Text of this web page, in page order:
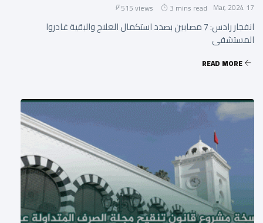
17 Mar, 2024
3 mins read
515 views
انفجار رادس: 7 مصابين بصدد استكمال العلاج والبقية غادروا
المستشفى
READ MORE